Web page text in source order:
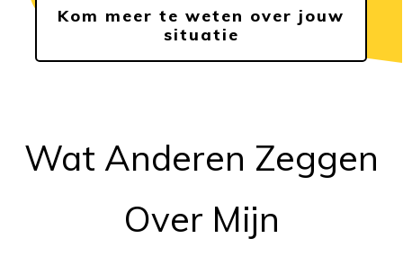
Kom meer te weten over jouw
situatie
Wat Anderen Zeggen
Over Mijn